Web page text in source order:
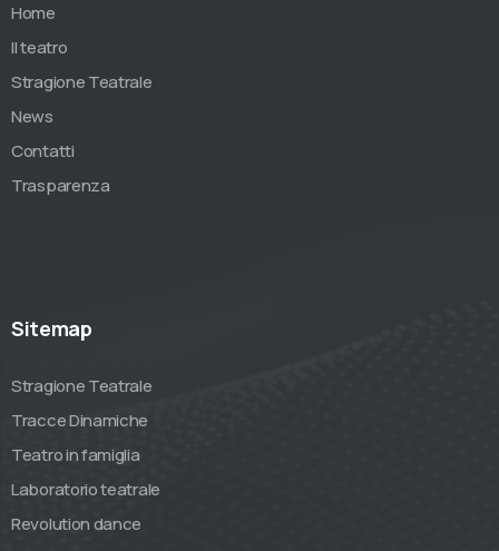
Home
Il teatro
Stragione Teatrale
News
Contatti
Trasparenza
Sitemap
Stragione Teatrale
Tracce Dinamiche
Teatro in famiglia
Laboratorio teatrale
Revolution dance